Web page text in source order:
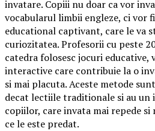
invatare. Copiii nu doar ca vor
vocabularul limbii engleze, ci
educational captivant, care le va
curiozitatea. Profesorii cu peste
catedra folosesc jocuri
interactive care contribuie la o
si mai placuta. Aceste metode
decat lectiile traditionale si au un
copiilor, care invata mai repede
ce le este predat.